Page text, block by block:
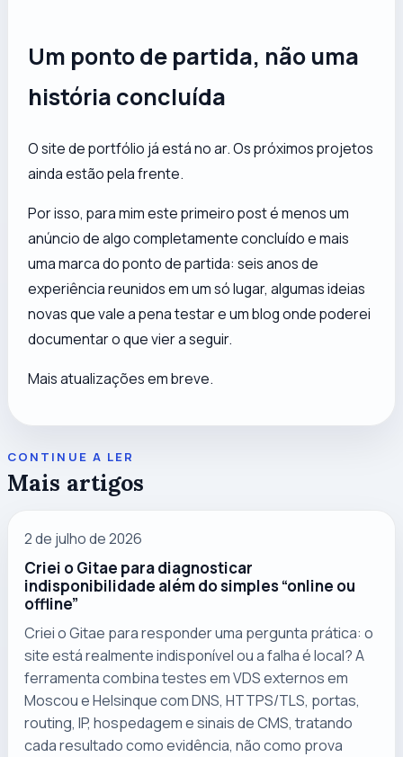
Um ponto de partida, não uma
história concluída
O site de portfólio já está no ar. Os próximos projetos
ainda estão pela frente.
Por isso, para mim este primeiro post é menos um
anúncio de algo completamente concluído e mais
uma marca do ponto de partida: seis anos de
experiência reunidos em um só lugar, algumas ideias
novas que vale a pena testar e um blog onde poderei
documentar o que vier a seguir.
Mais atualizações em breve.
CONTINUE A LER
Mais artigos
2 de julho de 2026
Criei o Gitae para diagnosticar
indisponibilidade além do simples “online ou
offline”
Criei o Gitae para responder uma pergunta prática: o
site está realmente indisponível ou a falha é local? A
ferramenta combina testes em VDS externos em
Moscou e Helsinque com DNS, HTTPS/TLS, portas,
routing, IP, hospedagem e sinais de CMS, tratando
cada resultado como evidência, não como prova